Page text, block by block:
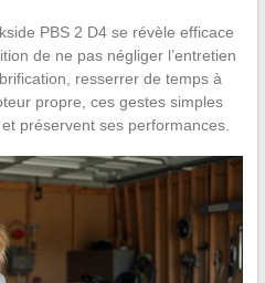
PBS 2 D4 se révèle efficace
de ne pas négliger l’entretien
resserrer de temps à
propre, ces gestes simples
préservent ses performances.